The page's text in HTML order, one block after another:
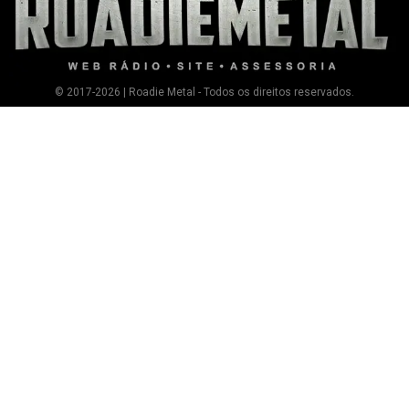
© 2017-2026 | Roadie Metal - Todos os direitos reservados.